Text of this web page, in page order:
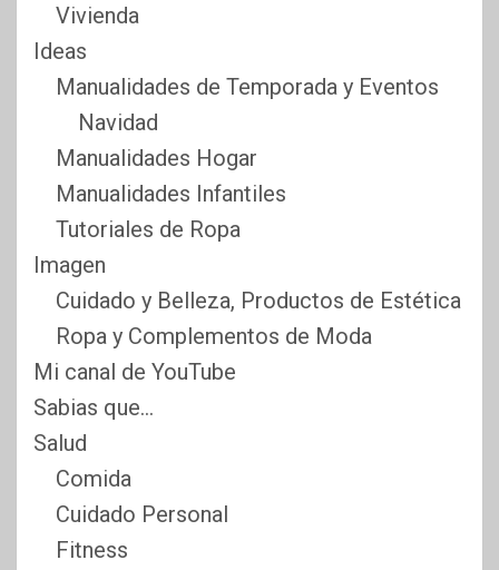
Vivienda
Ideas
Manualidades de Temporada y Eventos
Navidad
Manualidades Hogar
Manualidades Infantiles
Tutoriales de Ropa
Imagen
Cuidado y Belleza, Productos de Estética
Ropa y Complementos de Moda
Mi canal de YouTube
Sabias que…
Salud
Comida
Cuidado Personal
Fitness